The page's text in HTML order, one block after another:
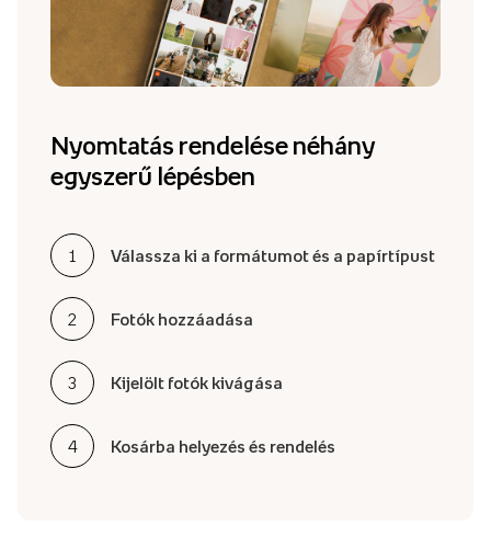
Nyomtatás rendelése néhány
egyszerű lépésben
1 Válassza ki a formátumot és a papírtípust
2 Fotók hozzáadása
3 Kijelölt fotók kivágása
4 Kosárba helyezés és rendelés